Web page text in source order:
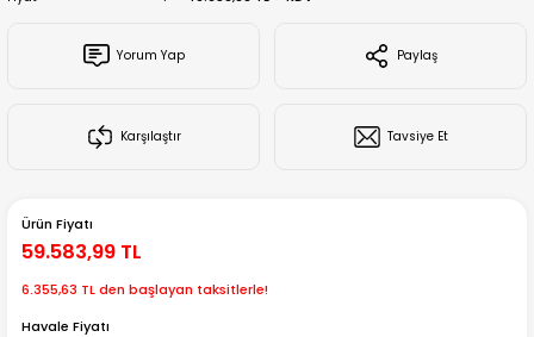
Creality K Serisi
Yorum Yap Paylaş
Karşılaştır Tavsiye Et
Ürün Fiyatı
59.583,99 TL
6.355,63 TL den başlayan taksitlerle!
Havale Fiyatı